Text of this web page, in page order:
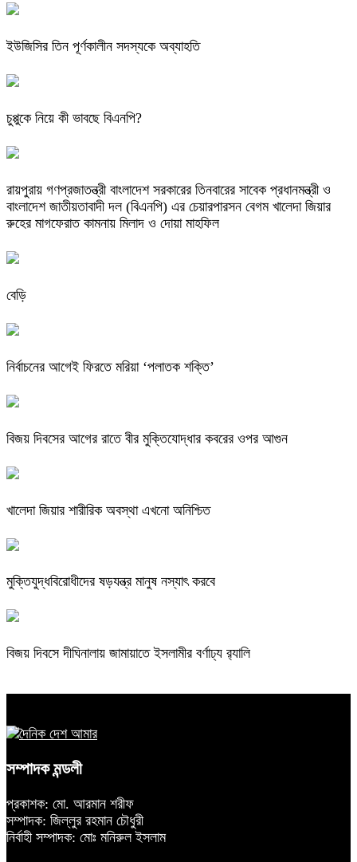
ইউজিসির তিন পূর্ণকালীন সদস্যকে অব্যাহতি
চুপ্পুকে নিয়ে কী ভাবছে বিএনপি?
রায়পুরায় গণপ্রজাতন্ত্রী বাংলাদেশ সরকারের তিনবারের সাবেক প্রধানমন্ত্রী ও
বাংলাদেশ জাতীয়তাবাদী দল (বিএনপি) এর চেয়ারপারসন বেগম খালেদা জিয়ার
রুহের মাগফেরাত কামনায় মিলাদ ও দোয়া মাহফিল
বেড়ি
নির্বাচনের আগেই ফিরতে মরিয়া ‘পলাতক শক্তি’
বিজয় দিবসের আগের রাতে বীর মুক্তিযোদ্ধার কবরের ওপর আগুন
খালেদা জিয়ার শারীরিক অবস্থা এখনো অনিশ্চিত
মুক্তিযুদ্ধবিরোধীদের ষড়যন্ত্র মানুষ নস্যাৎ করবে
বিজয় দিবসে দীঘিনালায় জামায়াতে ইসলামীর বর্ণাঢ্য র‍্যালি
সম্পাদক মন্ডলী
প্রকাশক: মো. আরমান শরীফ
সম্পাদক: জিল্লুর রহমান চৌধুরী
নির্বাহী সম্পাদক: মোঃ মনিরুল ইসলাম